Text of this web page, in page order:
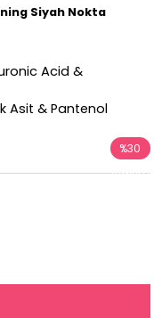
Siyah Nokta
Acid &
Asit & Pantenol
%30
İndirim